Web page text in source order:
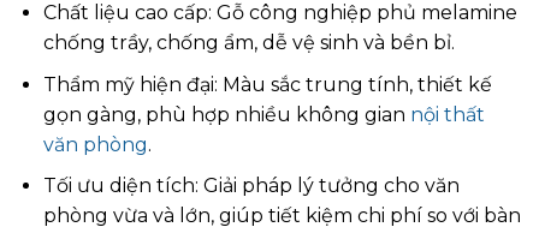
Chất liệu cao cấp: Gỗ công nghiệp phủ melamine
chống trầy, chống ẩm, dễ vệ sinh và bền bỉ.
Thẩm mỹ hiện đại: Màu sắc trung tính, thiết kế
gọn gàng, phù hợp nhiều không gian nội thất
văn phòng.
Tối ưu diện tích: Giải pháp lý tưởng cho văn
phòng vừa và lớn, giúp tiết kiệm chi phí so với bàn